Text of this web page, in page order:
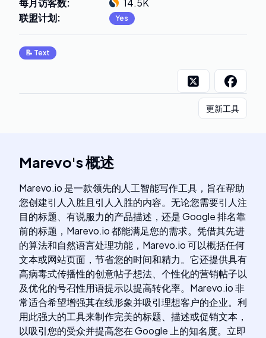
每月访客数:
14.5K
联盟计划: Yes
📝 Text
更新工具
Marevo's概述
Marevo.io 是一款领先的人工智能写作工具，旨在帮助
您创建引人入胜且引人入胜的内容。无论您需要引人注
目的标题、有说服力的产品描述，还是 Google 排名靠
前的标题，Marevo.io 都能满足您的需求。凭借其先进
的算法和自然语言处理功能，Marevo.io 可以概括任何
文本或网站页面，节省您的时间和精力。它还提供具有
高病毒式传播性的创意帖子想法、个性化的营销帖子以
及优化的号召性用语提示以提高转化率。Marevo.io 非
常适合希望增强其在线形象并吸引理想客户的企业。利
用此强大的工具来制作完美的标题、描述或促销文本，
以吸引您的受众并提高您在 Google 上的知名度。立即